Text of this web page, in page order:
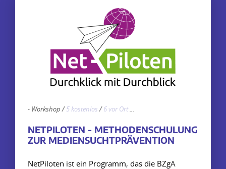
- Workshop/5 kostenlos/6 vor Ort...
NETPILOTEN - METHODENSCHULUNG
ZUR MEDIENSUCHTPRÄVENTION
NetPiloten ist ein Programm, das die BZgA